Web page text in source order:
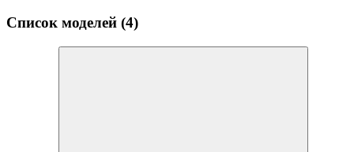
Список моделей (4)